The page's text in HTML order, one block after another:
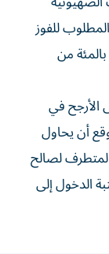
للفوز
بأي مقاعد في أكتوبر/ تشرين الأول، وهو 3.5 بالمئة من
الأرجح في
أن يحاول
لصالح
الدخول إلى